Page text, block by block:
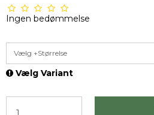
Ingen bedømmelse
Vælg +Størrelse
Vælg Variant